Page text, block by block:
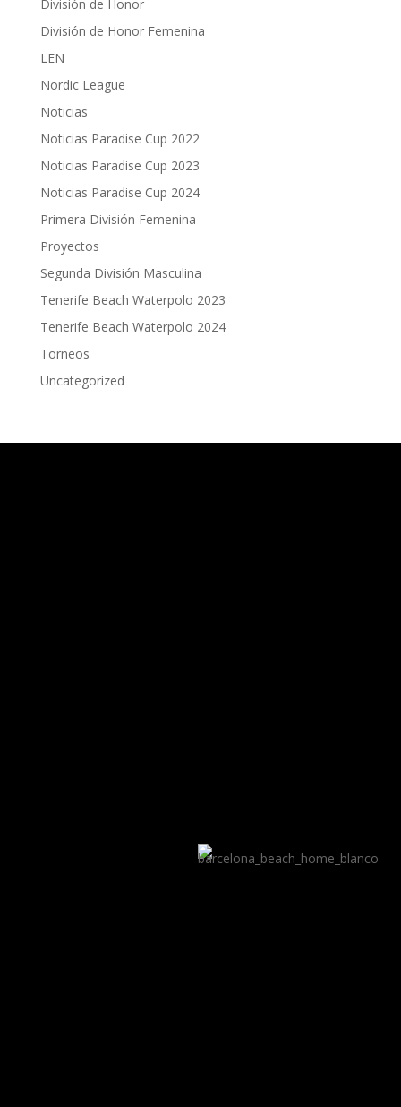
División de Honor
División de Honor Femenina
LEN
Nordic League
Noticias
Noticias Paradise Cup 2022
Noticias Paradise Cup 2023
Noticias Paradise Cup 2024
Primera División Femenina
Proyectos
Segunda División Masculina
Tenerife Beach Waterpolo 2023
Tenerife Beach Waterpolo 2024
Torneos
Uncategorized